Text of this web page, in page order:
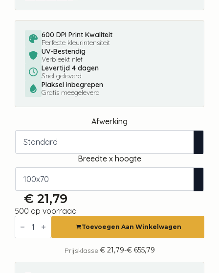
600 DPI Print Kwaliteit
Perfecte kleurintensiteit
UV-Bestendig
Verbleekt niet
Levertijd 4 dagen
Snel geleverd
Plaksel inbegrepen
Gratis meegeleverd
Afwerking
Breedte x hoogte
€ 21,79
500 op voorraad
Fotobehang
Abstraction
Toevoegen Aan Winkelwagen
Prijsklasse:€21,79-€655,79
Prijsklasse:
€ 21,79